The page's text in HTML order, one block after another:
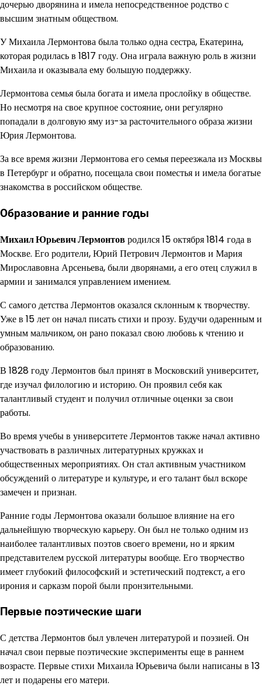
дочерью дворянина и имела непосредственное родство с
высшим знатным обществом.
У Михаила Лермонтова была только одна сестра, Екатерина,
которая родилась в 1817 году. Она играла важную роль в жизни
Михаила и оказывала ему большую поддержку.
Лермонтова семья была богата и имела прослойку в обществе.
Но несмотря на свое крупное состояние, они регулярно
попадали в долговую яму из-за расточительного образа жизни
Юрия Лермонтова.
За все время жизни Лермонтова его семья переезжала из Москвы
в Петербург и обратно, посещала свои поместья и имела богатые
знакомства в российском обществе.
Образование и ранние годы
Михаил Юрьевич Лермонтовродился 15 октября 1814 года в
Москве. Его родители, Юрий Петрович Лермонтов и Мария
Мирославовна Арсеньева, были дворянами, а его отец служил в
армии и занимался управлением имением.
С самого детства Лермонтов оказался склонным к творчеству.
Уже в 15 лет он начал писать стихи и прозу. Будучи одаренным и
умным мальчиком, он рано показал свою любовь к чтению и
образованию.
В 1828 году Лермонтов был принят в Московский университет,
где изучал филологию и историю. Он проявил себя как
талантливый студент и получил отличные оценки за свои
работы.
Во время учебы в университете Лермонтов также начал активно
участвовать в различных литературных кружках и
общественных мероприятиях. Он стал активным участником
обсуждений о литературе и культуре, и его талант был вскоре
замечен и признан.
Ранние годы Лермонтова оказали большое влияние на его
дальнейшую творческую карьеру. Он был не только одним из
наиболее талантливых поэтов своего времени, но и ярким
представителем русской литературы вообще. Его творчество
имеет глубокий философский и эстетический подтекст, а его
ирония и сарказм порой были пронзительными.
Первые поэтические шаги
С детства Лермонтов был увлечен литературой и поэзией. Он
начал свои первые поэтические эксперименты еще в раннем
возрасте. Первые стихи Михаила Юрьевича были написаны в 13
лет и подарены его матери.